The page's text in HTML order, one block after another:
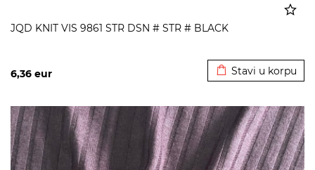
JQD KNIT VIS 9861 STR DSN # STR # BLACK
6,36 eur Stavi u korpu